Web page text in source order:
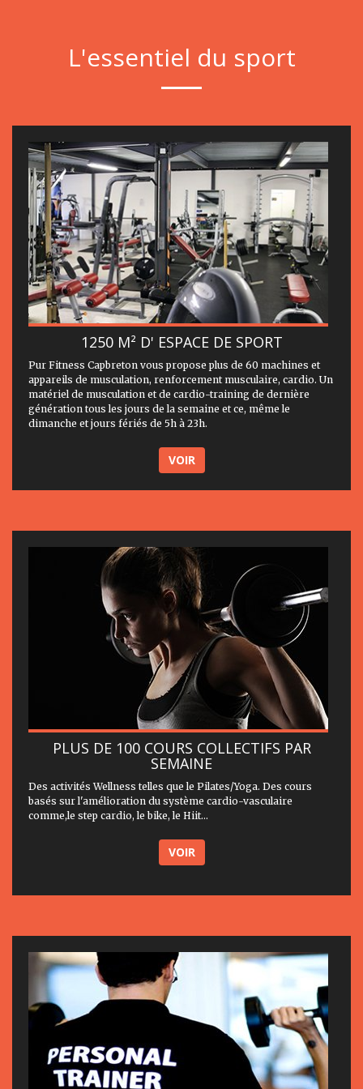
L'essentiel du sport
1250 M² D' ESPACE DE SPORT
Pur Fitness Capbreton vous propose plus de 60 machines et
appareils de musculation, renforcement musculaire, cardio. Un
matériel de musculation et de cardio-training de dernière
génération tous les jours de la semaine et ce, même le
dimanche et jours fériés de 5h à 23h.
VOIR
PLUS DE 100 COURS COLLECTIFS PAR
SEMAINE
Des activités Wellness telles que le Pilates/Yoga. Des cours
basés sur l'amélioration du système cardio-vasculaire
comme,le step cardio, le bike, le Hiit...
VOIR